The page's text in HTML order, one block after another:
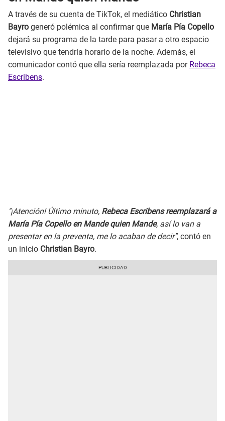
A través de su cuenta de TikTok, el mediático Christian
Bayro generó polémica al confirmar que María Pía Copello
dejará su programa de la tarde para pasar a otro espacio
televisivo que tendría horario de la noche. Además, el
comunicador contó que ella sería reemplazada por Rebeca
Escribens.
"¡Atención! Último minuto, Rebeca Escribens reemplazará a
María Pía Copello en Mande quien Mande, así lo van a
presentar en la preventa, me lo acaban de decir", contó en
un inicio Christian Bayro.